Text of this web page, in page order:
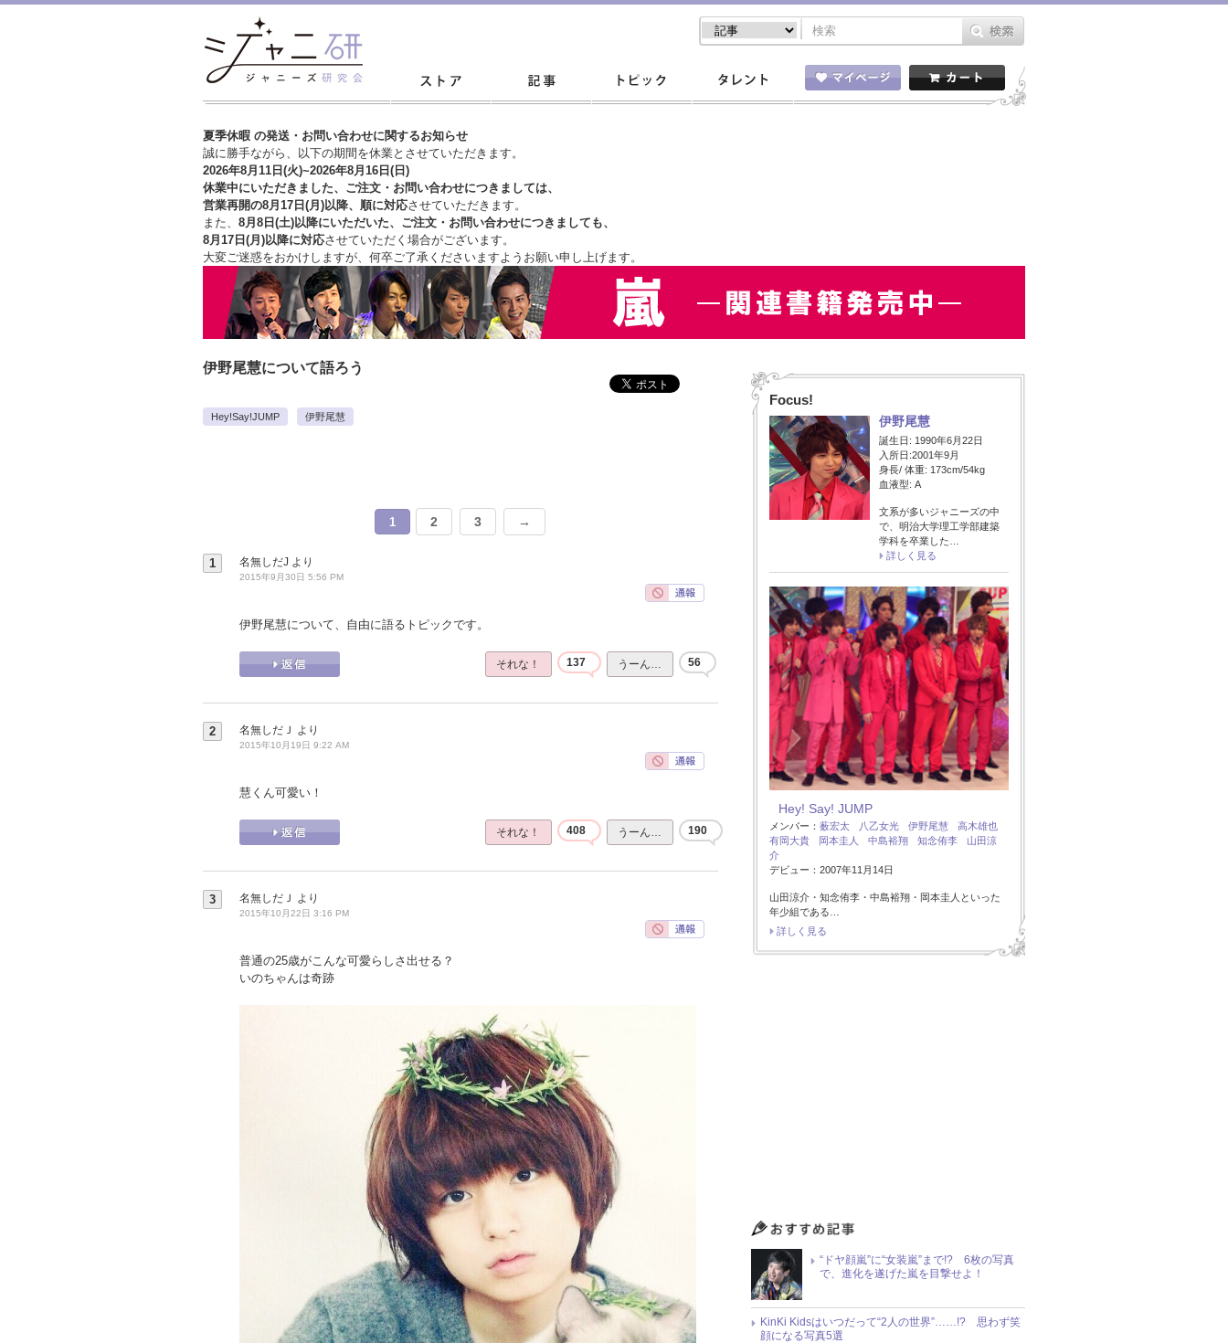
夏季休暇 の発送・お問い合わせに関するお知らせ
誠に勝手ながら、以下の期間を休業とさせていただきます。
2026年8月11日(火)~2026年8月16日(日)
休業中にいただきました、ご注文・お問い合わせにつきましては、
営業再開の8月17日(月)以降、順に対応させていただきます。
また、 8月8日(土)以降にいただいた、ご注文・ お問い合わせにつきましても、
8月17日(月)以降に対応させていただく場合がございます。
大変ご迷惑をおかけしますが、 何卒ご了承くださいますようお願い申し上げます。
伊野尾慧について語ろう
Hey!Say!JUMP 伊野尾慧
1 2 3 →
1 名無しだJ より
2015年9月30日 5:56 PM
伊野尾慧について、自由に語るトピックです。
それな！ 137 うーん… 56
2 名無しだＪ より
2015年10月19日 9:22 AM
慧くん可愛い！
それな！ 408 うーん… 190
3 名無しだＪ より
2015年10月22日 3:16 PM
普通の25歳がこんな可愛らしさ出せる？
いのちゃんは奇跡
Focus!
伊野尾慧
誕生日: 1990年6月22日
入所日:2001年9月
身長/ 体重: 173cm/54kg
血液型: A
文系が多いジャニーズの中
で、明治大学理工学部建築
学科を卒業した…
詳しく見る
Hey! Say! JUMP
メンバー： 薮宏太 八乙女光 伊野尾慧
高木雄也
有岡大貴
岡本圭人 中島裕翔 知念侑李
山田涼
介
デビュー：2007年11月14日
山田涼介・知念侑李・中島裕翔・岡本圭人といった
年少組である…
詳しく見る
“ドヤ顔嵐”に“女装嵐”まで!? 6枚の写真
で、進化を遂げた嵐を目撃せよ！
KinKi Kidsはいつだって“2人の世界”……!? 思わず笑
顔になる写真5選